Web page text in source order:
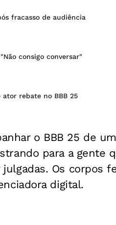
fracasso de audiência
consigo conversar"
rebate no BBB 25
o BBB 25 de
para a gente
Os corpos
digital.